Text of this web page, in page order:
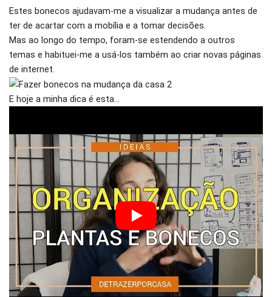
Estes bonecos ajudavam-me a visualizar a mudança antes de
ter de acartar com a mobília e a tomar decisões.
Mas ao longo do tempo, foram-se estendendo a outros
temas e habituei-me a usá-los também ao criar novas páginas
de internet.
E hoje a minha dica é esta…